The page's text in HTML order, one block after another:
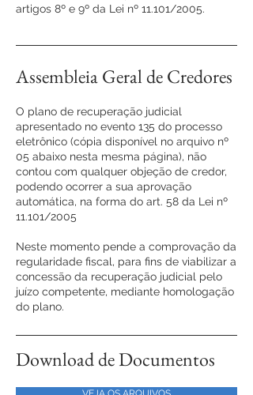
artigos 8º e 9º da Lei nº 11.101/2005.
Assembleia Geral de Credores
O plano de recuperação judicial
apresentado no evento 135 do processo
eletrônico (cópia disponível no arquivo nº
05 abaixo nesta mesma página), não
contou com qualquer objeção de credor,
podendo ocorrer a sua aprovação
automática, na forma do art. 58 da Lei nº
11.101/2005
Neste momento pende a comprovação da
regularidade fiscal, para fins de viabilizar a
concessão da recuperação judicial pelo
juízo competente, mediante homologação
do plano.
Download de Documentos